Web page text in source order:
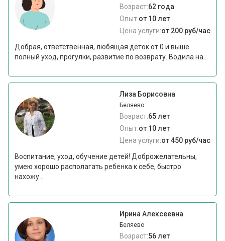
Возраст:62 года
Опыт:от 10 лет
Цена услуги:от 200 руб/час
Добрая, ответственная, любящая деток от 0 и выше
полный уход, прогулки, развитие по возврату. Водила на...
Лиза Борисовна
Беляево
Возраст:65 лет
Опыт:от 10 лет
Цена услуги:от 450 руб/час
Воспитание, уход, обучение детей! Доброжелательны,
умею хорошо располагать ребенка к себе, быстро
нахожу...
Ирина Алексеевна
Беляево
Возраст:56 лет